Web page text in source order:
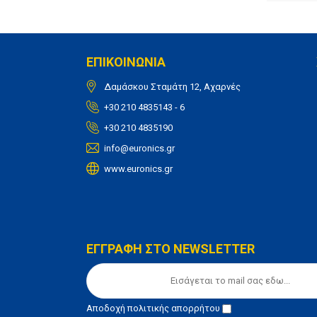
ΕΠΙΚΟΙΝΩΝΙΑ
Δαμάσκου Σταμάτη 12, Αχαρνές
+30 210 4835143 - 6
+30 210 4835190
info@euronics.gr
www.euronics.gr
ΕΓΓΡΑΦΗ ΣΤΟ NEWSLETTER
Αποδοχήπολιτικής απορρήτου